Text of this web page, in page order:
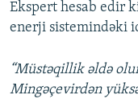
Ekspert hesab edir
enerji sistemindəki
“Müstəqillik əldə
Mingəçevirdən